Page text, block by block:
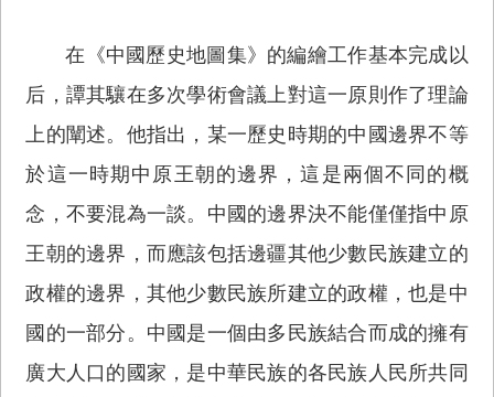
在《中國歷史地圖集》的編繪工作基本完成以
后，譚其驤在多次學術會議上對這一原則作了理論
上的闡述。他指出，某一歷史時期的中國邊界不等
於這一時期中原王朝的邊界，這是兩個不同的概
念，不要混為一談。中國的邊界決不能僅僅指中原
王朝的邊界，而應該包括邊疆其他少數民族建立的
政權的邊界，其他少數民族所建立的政權，也是中
國的一部分。中國是一個由多民族結合而成的擁有
廣大人口的國家，是中華民族的各民族人民所共同